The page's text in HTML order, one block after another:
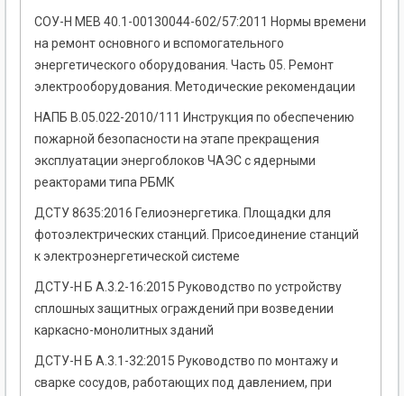
СОУ-Н МЕВ 40.1-00130044-602/57:2011 Нормы времени
на ремонт основного и вспомогательного
энергетического оборудования. Часть 05. Ремонт
электрооборудования. Методические рекомендации
НАПБ В.05.022-2010/111 Инструкция по обеспечению
пожарной безопасности на этапе прекращения
эксплуатации энергоблоков ЧАЭС с ядерными
реакторами типа РБМК
ДСТУ 8635:2016 Гелиоэнергетика. Площадки для
фотоэлектрических станций. Присоединение станций
к электроэнергетической системе
ДСТУ-Н Б А.3.2-16:2015 Руководство по устройству
сплошных защитных ограждений при возведении
каркасно-монолитных зданий
ДСТУ-Н Б А.3.1-32:2015 Руководство по монтажу и
сварке сосудов, работающих под давлением, при